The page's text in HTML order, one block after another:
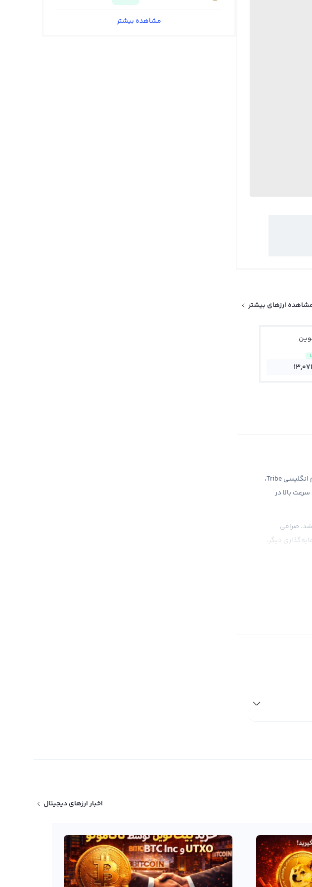
ارزهای بیشتر
ترایب، ارز دیجیتال جدیدی است که به تازگی وارد بازار کریپتوکارنسی شده است. با علامت ترایب (TRIBE) و نام انگلیسی Tribe،
بالا در
صرافی
دیگر،
پرسود است.
مهم است.
قیمت برای
اخبار ارزهای دیجیتال
مشاهده بیشتر